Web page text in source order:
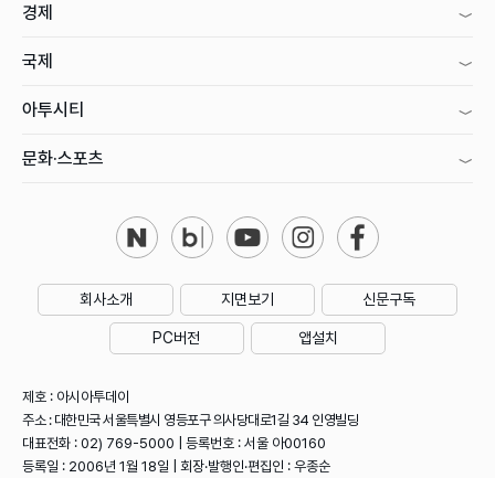
경제
국제
아투시티
문화·스포츠
회사소개 지면보기 신문구독
PC버전 앱설치
제호 : 아시아투데이
주소 : 대한민국 서울특별시 영등포구 의사당대로1길 34 인영빌딩
대표전화 : 02) 769-5000 | 등록번호 : 서울 아00160
등록일 : 2006년 1월 18일 | 회장·발행인·편집인 : 우종순